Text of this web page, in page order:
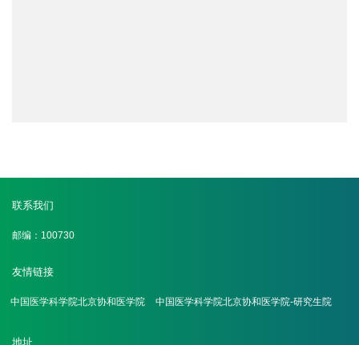
联系我们
邮编：100730
友情链接
中国医学科学院北京协和医学院 中国医学科学院北京协和医学院-研究生院
地址